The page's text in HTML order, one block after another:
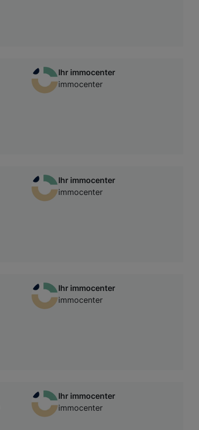
Ihr immocenter
immocenter
Ihr immocenter
immocenter
Ihr immocenter
immocenter
Ihr immocenter
immocenter